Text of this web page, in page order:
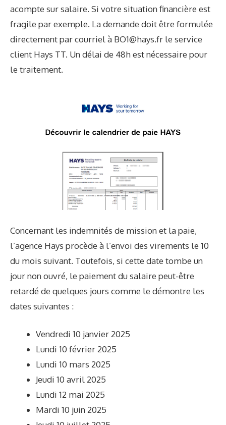
acompte sur salaire. Si votre situation financière est
fragile par exemple. La demande doit être formulée
directement par courriel à BO1@hays.fr le service
client Hays TT. Un délai de 48h est nécessaire pour
le traitement.
Concernant les indemnités de mission et la paie,
l’agence Hays procède à l’envoi des virements le 10
du mois suivant. Toutefois, si cette date tombe un
jour non ouvré, le paiement du salaire peut-être
retardé de quelques jours comme le démontre les
dates suivantes :
Vendredi 10 janvier 2025
Lundi 10 février 2025
Lundi 10 mars 2025
Jeudi 10 avril 2025
Lundi 12 mai 2025
Mardi 10 juin 2025